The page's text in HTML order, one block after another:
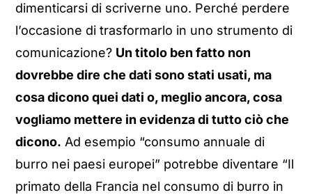
dimenticarsi di scriverne uno. Perché perdere
l’occasione di trasformarlo in uno strumento di
comunicazione? Un titolo ben fatto non
dovrebbe dire che dati sono stati usati, ma
cosa dicono quei dati o, meglio ancora, cosa
vogliamo mettere in evidenza di tutto ciò che
dicono. Ad esempio “consumo annuale di
burro nei paesi europei” potrebbe diventare “Il
primato della Francia nel consumo di burro in